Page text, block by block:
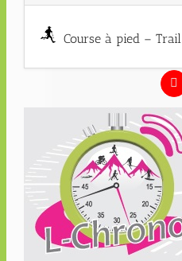
Course à pied – Trail